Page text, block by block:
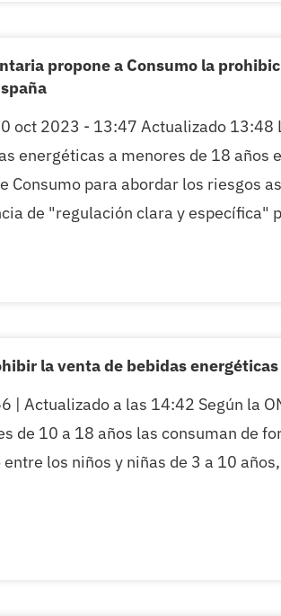
propone a Consumo la
oct 2023 - 13:47 Actualizado 13:48
energéticas a menores de 18 años
para abordar los riesgos
de "regulación clara y específica"
la venta de bebidas energéticas
| Actualizado a las 14:42 Según la
de 10 a 18 años las consuman de
los niños y niñas de 3 a 10